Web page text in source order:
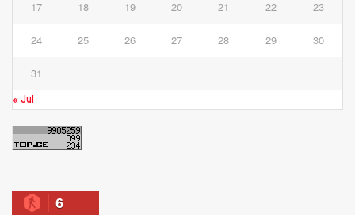
17 18 19 20 21 22 23
24 25 26 27 28 29 30
31
« Jul
6